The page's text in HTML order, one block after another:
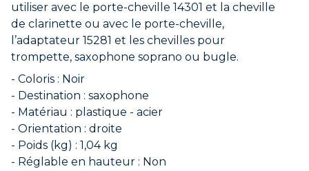
utiliser avec le porte-cheville 14301 et la cheville
de clarinette ou avec le porte-cheville,
l’adaptateur 15281 et les chevilles pour
trompette, saxophone soprano ou bugle.
- Coloris : Noir
- Destination : saxophone
- Matériau : plastique - acier
- Orientation : droite
- Poids (kg) : 1,04 kg
- Réglable en hauteur : Non